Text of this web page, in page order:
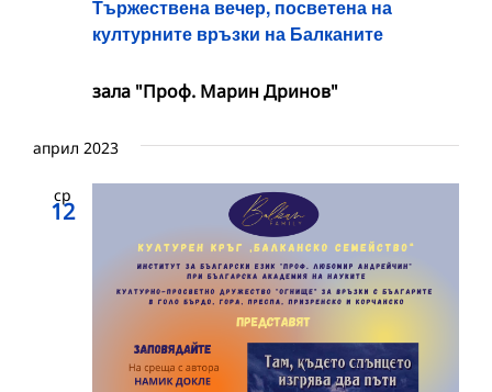
Тържествена вечер, посветена на
културните връзки на Балканите
зала "Проф. Марин Дринов"
април 2023
ср
12